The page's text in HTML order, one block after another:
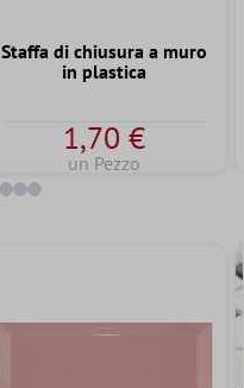
Staffa di chiusura a muro
in plastica
1,70 €
un Pezzo